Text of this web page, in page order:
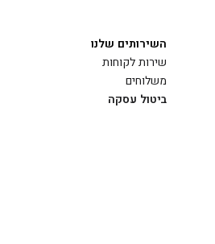
השירותים שלנו
שירות לקוחות
משלוחים
ביטול עסקה